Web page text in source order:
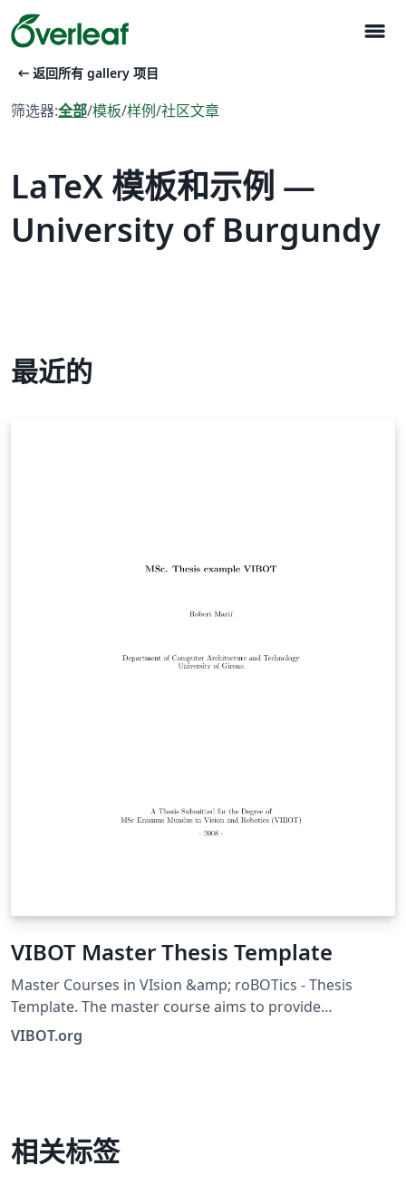
menu
arrow_left_alt 返回所有 gallery 项目
筛选器:全部/模板/样例/社区文章
LaTeX 模板和示例 —
University of Burgundy
最近的
VIBOT Master Thesis Template
Master Courses in VIsion &amp; roBOTics - Thesis
Template. The master course aims to provide
qualifications for entry into the professions in the area
of robotics, computer vision, image processing and
VIBOT.org
相关标签